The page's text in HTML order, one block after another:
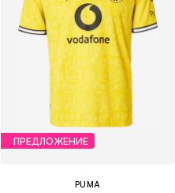
ПРЕДЛОЖЕНИЕ
PUMA